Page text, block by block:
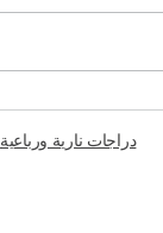
دراجات نارية ورباعية